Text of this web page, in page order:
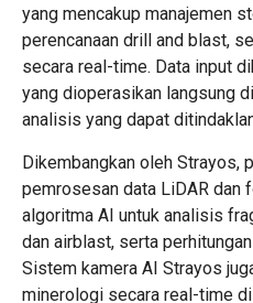
yang mencakup manajemen
perencanaan drill and blast,
secara real-time. Data input
yang dioperasikan langsung
analisis yang dapat
Dikembangkan oleh Strayos,
pemrosesan data LiDAR dan
algoritma AI untuk analisis
dan airblast, serta
Sistem kamera AI Strayos
minerologi secara real-time